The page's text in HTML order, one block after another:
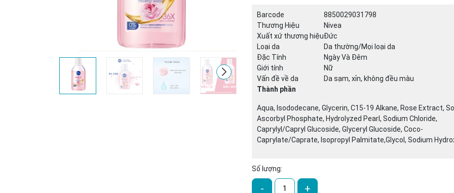
Barcode
8850029031798
Thương Hiệu
Nivea
Xuất xứ thương hiệuÐức
Loại da
Da thường/Mọi loại da
Đặc Tính
Ngày Và Đêm
Giới tính
Nữ
Vấn đề về da
Da sạm, xỉn, không đều màu
Thành phần
Aqua, Isododecane, Glycerin, C15-19 Alkane, Rose Extract,
Ascorbyl Phosphate, Hydrolyzed Pearl, Sodium Chloride,
Caprylyl/Capryl Glucoside, Glyceryl Glucoside, Coco-
Caprylate/Caprate, Isopropyl Palmitate,Glycol, Sodium
Số lượng:
- +
Ngày hết hạn:
Điều kiện: